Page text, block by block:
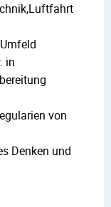
in
von
Denken und